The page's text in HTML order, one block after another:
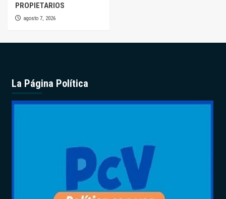
PROPIETARIOS
agosto 7, 2026
La Página Política